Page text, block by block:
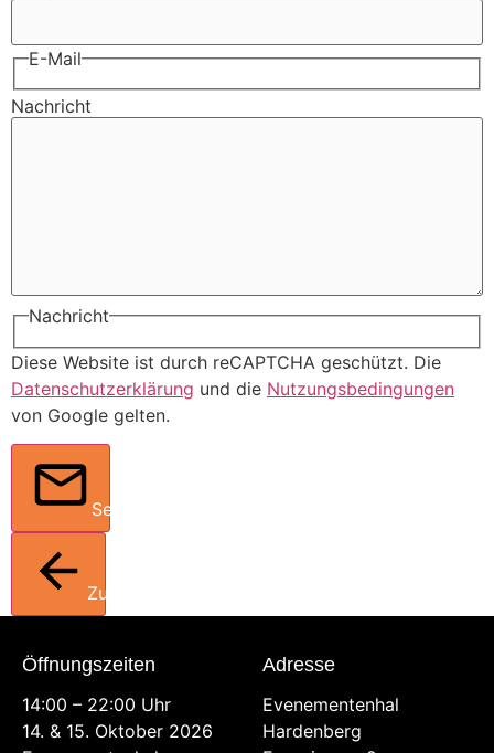
E-Mail
Nachricht
Nachricht
Diese Website ist durch reCAPTCHA geschützt. Die
Datenschutzerklärung und die Nutzungsbedingungen
von Google gelten.
Senden
Zurück
Öffnungszeiten
14:00 – 22:00 Uhr
14. & 15. Oktober 2026
Adresse
Evenementenhal
Hardenberg